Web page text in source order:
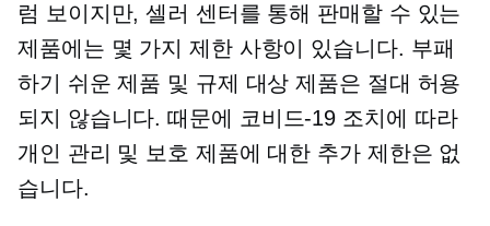
럼 보이지만, 셀러 센터를 통해 판매할 수 있는
제품에는 몇 가지 제한 사항이 있습니다. 부패
하기 쉬운 제품 및 규제 대상 제품은 절대 허용
되지 않습니다. 때문에
코비드-19 조치에 따라
개인 관리 및 보호 제품에 대한 추가 제한은 없
습니다.